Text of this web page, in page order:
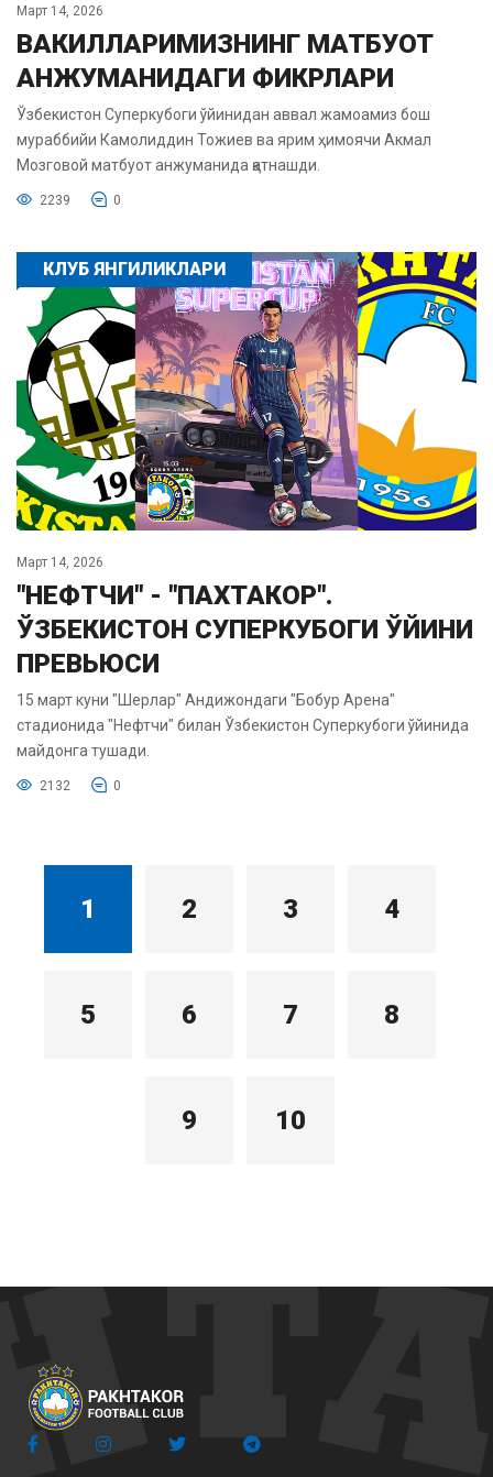
Март 14, 2026
ВАКИЛЛАРИМИЗНИНГ МАТБУОТ
АНЖУМАНИДАГИ ФИКРЛАРИ
Ўзбекистон Суперкубоги ўйинидан аввал жамоамиз бош
мураббийи Камолиддин Тожиев ва ярим ҳимоячи Акмал
Мозговой матбуот анжуманида қатнашди.
2239 0
КЛУБ ЯНГИЛИКЛАРИ
Март 14, 2026
"НЕФТЧИ" - "ПАХТАКОР".
ЎЗБЕКИСТОН СУПЕРКУБОГИ ЎЙИНИ
ПРЕВЬЮСИ
15 март куни "Шерлар" Андижондаги "Бобур Арена"
стадионида "Нефтчи" билан Ўзбекистон Суперкубоги ўйинида
майдонга тушади.
2132 0
1 2 3 4
5 6 7 8
9 10